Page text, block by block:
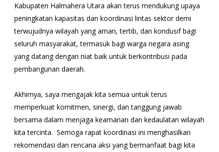
Kabupaten Halmahera Utara akan terus mendukung upaya
peningkatan kapasitas dan koordinasi lintas sektor demi
terwujudnya wilayah yang aman, tertib, dan kondusif bagi
seluruh masyarakat, termasuk bagi warga negara asing
yang datang dengan niat baik untuk berkontribusi pada
pembangunan daerah.
Akhirnya, saya mengajak kita semua untuk terus
memperkuat komitmen, sinergi, dan tanggung jawab
bersama dalam menjaga keamanan dan kedaulatan wilayah
kita tercinta. Semoga rapat koordinasi ini menghasilkan
rekomendasi dan rencana aksi yang bermanfaat bagi kita